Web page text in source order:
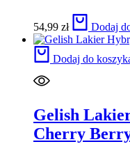
54,99 zł Dodaj
Dodaj do
Gelish
Cherry